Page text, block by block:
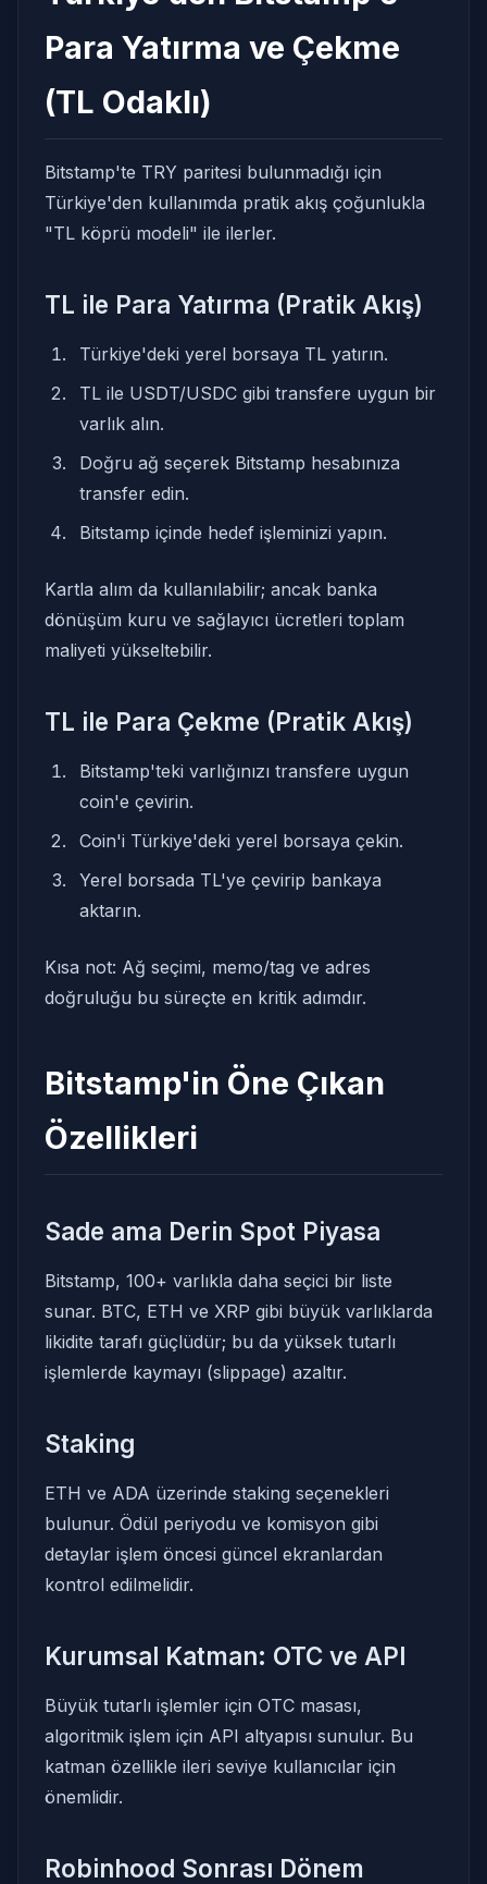
Para Yatırma ve Çekme
(TL Odaklı)
Bitstamp'te TRY paritesi bulunmadığı için
Türkiye'den kullanımda pratik akış çoğunlukla
"TL köprü modeli" ile ilerler.
TL ile Para Yatırma (Pratik Akış)
Türkiye'deki yerel borsaya TL yatırın.
TL ile USDT/USDC gibi transfere uygun bir
varlık alın.
Doğru ağ seçerek Bitstamp hesabınıza
transfer edin.
Bitstamp içinde hedef işleminizi yapın.
Kartla alım da kullanılabilir; ancak banka
dönüşüm kuru ve sağlayıcı ücretleri toplam
maliyeti yükseltebilir.
TL ile Para Çekme (Pratik Akış)
Bitstamp'teki varlığınızı transfere uygun
coin'e çevirin.
Coin'i Türkiye'deki yerel borsaya çekin.
Yerel borsada TL'ye çevirip bankaya
aktarın.
Kısa not: Ağ seçimi, memo/tag ve adres
doğruluğu bu süreçte en kritik adımdır.
Bitstamp'in Öne Çıkan
Özellikleri
Sade ama Derin Spot Piyasa
Bitstamp, 100+ varlıkla daha seçici bir liste
sunar. BTC, ETH ve XRP gibi büyük varlıklarda
likidite tarafı güçlüdür; bu da yüksek tutarlı
işlemlerde kaymayı (slippage) azaltır.
Staking
ETH ve ADA üzerinde staking seçenekleri
bulunur. Ödül periyodu ve komisyon gibi
detaylar işlem öncesi güncel ekranlardan
kontrol edilmelidir.
Kurumsal Katman: OTC ve API
Büyük tutarlı işlemler için OTC masası,
algoritmik işlem için API altyapısı sunulur. Bu
katman özellikle ileri seviye kullanıcılar için
önemlidir.
Robinhood Sonrası Dönem